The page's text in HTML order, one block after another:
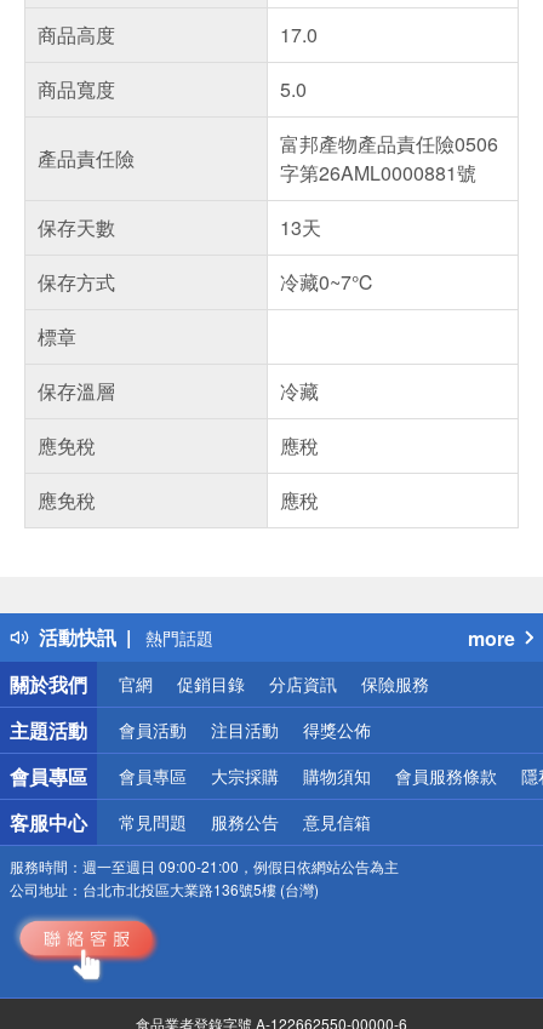
商品高度
17.0
商品寬度
5.0
產品責任險
富邦產物產品責任險0506
字第26AML0000881號
保存天數
13天
保存方式
冷藏0~7℃
標章
保存溫層
冷藏
應免稅
應稅
應免稅
應稅
活動快訊
得獎公告
熱門話題
銀行優惠
偏遠地區配送
詐騙網頁！請小心！
more
關於我們
官網 促銷目錄 分店資訊 保險服務
主題活動 會員活動 注目活動 得獎公佈
會員專區 會員專區 大宗採購 購物須知 會員服務條款 隱
客服中心 常見問題 服務公告 意見信箱
服務時間： 週一至週日 09:00-21:00，例假日依網站公告為主
公司地址： 台北市北投區大業路136號5樓 (台灣)
食品業者登錄字號 A-122662550-00000-6